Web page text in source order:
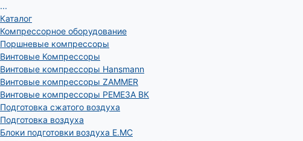
...
Каталог
Компрессорное оборудование
Поршневые компрессоры
Винтовые Компрессоры
Винтовые компрессоры Hansmann
Винтовые компрессоры ZAMMER
Винтовые компрессоры РЕМЕЗА ВК
Подготовка сжатого воздуха
Подготовка воздуха
Блоки подготовки воздуха E.MC